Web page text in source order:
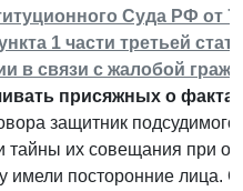
Суда РФ от
1 части третьей
в связи с жалобой
присяжных о
защитник
тайны их совещания при
имели посторонние лица.